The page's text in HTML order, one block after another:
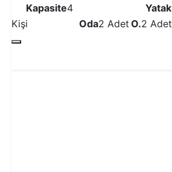
Kapasite4
Kişi
Oda2 Adet
Yatak
O.2 Adet